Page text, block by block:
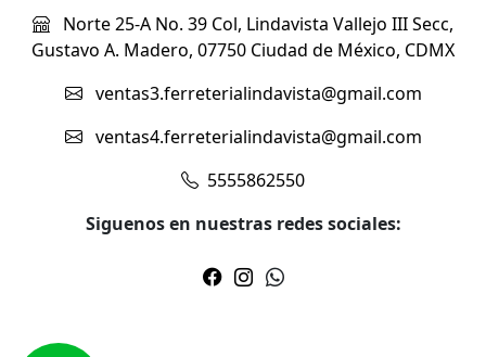
Norte 25-A No. 39 Col, Lindavista Vallejo III Secc,
Gustavo A. Madero, 07750 Ciudad de México, CDMX
ventas3.ferreterialindavista@gmail.com
ventas4.ferreterialindavista@gmail.com
5555862550
Siguenos en nuestras redes sociales: